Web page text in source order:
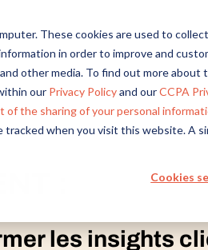
These cookies are used to
in order to improve and
other media. To find out more about
our Privacy Policyand ourCCPA
of the sharing of your personal
tracked when you visit this website. A
Cookies
les insights